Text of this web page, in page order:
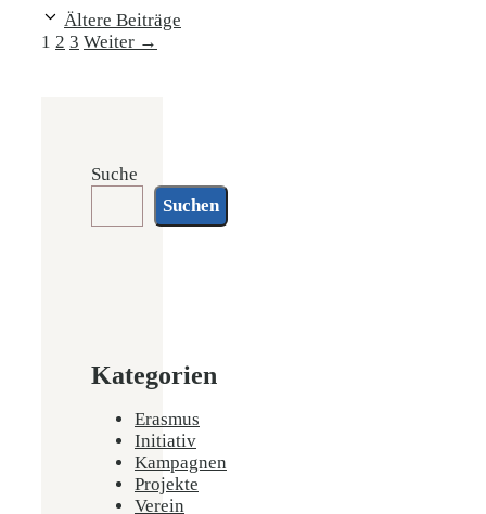
Ältere Beiträge
Seite
1 Seite
2 Seite
3 Weiter →
Suche
Suchen
Kategorien
Erasmus
Initiativ
Kampagnen
Projekte
Verein